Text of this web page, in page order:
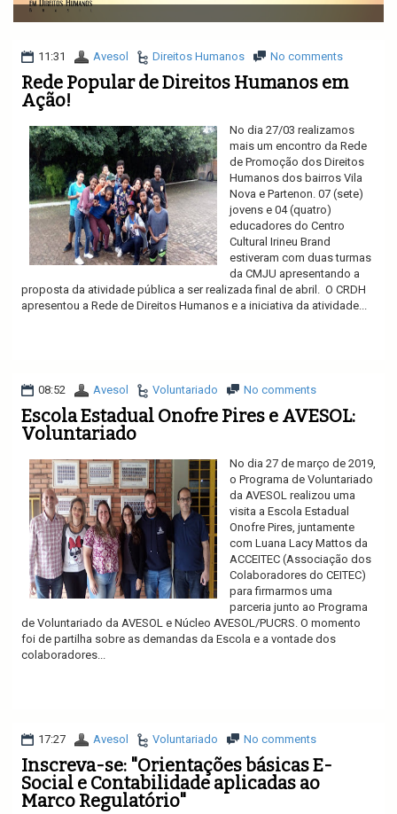
v
i
a
t
i
11:31 Avesol Direitos Humanos No comments
Rede Popular de Direitos Humanos em
Ação!
No dia 27/03 realizamos
mais um encontro da Rede
de Promoção dos Direitos
Humanos dos bairros Vila
Nova e Partenon. 07 (sete)
jovens e 04 (quatro)
educadores do Centro
Cultural Irineu Brand
estiveram com duas turmas
da CMJU apresentando a
proposta da atividade pública a ser realizada final de abril. O CRDH
apresentou a Rede de Direitos Humanos e a iniciativa da atividade...
08:52 Avesol Voluntariado No comments
Escola Estadual Onofre Pires e AVESOL:
Voluntariado
No dia 27 de março de 2019,
o Programa de Voluntariado
da AVESOL realizou uma
visita a Escola Estadual
Onofre Pires, juntamente
com Luana Lacy Mattos da
ACCEITEC (Associação dos
Colaboradores do CEITEC)
para firmarmos uma
parceria junto ao Programa
de Voluntariado da AVESOL e Núcleo AVESOL/PUCRS. O momento
foi de partilha sobre as demandas da Escola e a vontade dos
colaboradores...
17:27 Avesol Voluntariado No comments
Inscreva-se: "Orientações básicas E-
Social e Contabilidade aplicadas ao
Marco Regulatório"